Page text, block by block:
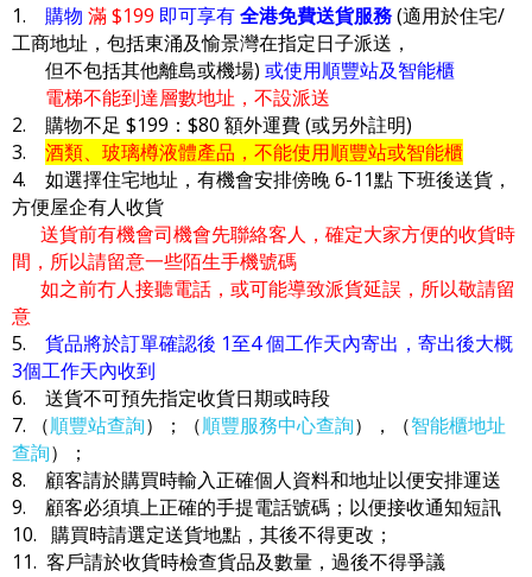
1. 購物 滿 $199 即可享有全港免費送貨服務(適用於住宅/
工商地址，包括東涌及愉景灣在指定日子派送，
但不包括其他離島或機場) 或使用順豐站及智能櫃
電梯不能到達層數地址，不設派送
2. 購物不足 $199：$80 額外運費 (或另外註明)
3. 酒類、玻璃樽液體產品，不能使用順豐站或智能櫃
4. 如選擇住宅地址，有機會安排傍晚 6-11點 下班後送貨，
方便屋企有人收貨
送貨前有機會司機會先聯絡客人，確定大家方便的收貨時
間，所以請留意一些陌生手機號碼
如之前冇人接聽電話，或可能導致派貨延誤，所以敬請留
意
5. 貨品將於訂單確認後 1至4 個工作天內寄出，寄出後大概
3個工作天內收到
6. 送貨不可預先指定收貨日期或時段
7. （順豐站查詢）；（順豐服務中心查詢），（智能櫃地址
查詢）；
8. 顧客請於購買時輸入正確個人資料和地址以便安排運送
9. 顧客必須填上正確的手提電話號碼；以便接收通知短訊
10. 購買時請選定送貨地點，其後不得更改；
11. 客戶請於收貨時檢查貨品及數量，過後不得爭議